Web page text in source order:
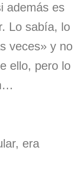
además es
Lo sabía, lo
veces» y no
ello, pero lo
era